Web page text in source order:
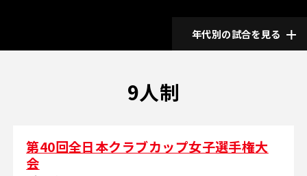
年代別の試合を見る
9人制
第40回全日本クラブカップ女子選手権大
会